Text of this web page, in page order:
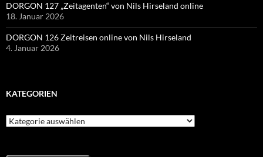
DORGON 127 „Zeitagenten“ von Nils Hirseland online
18. Januar 2026
DORGON 126 Zeitreisen online von Nils Hirseland
4. Januar 2026
KATEGORIEN
Kategorien